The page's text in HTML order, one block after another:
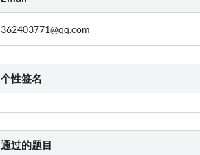
362403771@qq.com
个性签名
通过的题目